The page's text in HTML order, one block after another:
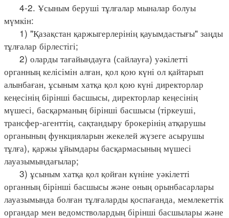
4-2. Ұсыным беруші тұлғалар мыналар болуы
мүмкін:
1) "Қазақстан қаржыгерлерінің қауымдастығы" заңды
тұлғалар бірлестігі;
2) оларды тағайындауға (сайлауға) уәкілетті
органның келісімін алған, қол қою күні ол қайтарып
алынбаған, ұсыным хатқа қол қою күні директорлар
кеңесінің бірінші басшысы, директорлар кеңесінің
мүшесі, басқарманың бірінші басшысы (тіркеуші,
трансфер-агенттің, сақтандыру брокерінің атқарушы
органының функцияларын жекелей жүзеге асырушы
тұлға), қаржы ұйымдары басқармасының мүшесі
лауазымындағылар;
3) ұсыным хатқа қол қойған күніне уәкілетті
органның бірінші басшысы және оның орынбасарлары
лауазымында болған тұлғаларды қоспағанда, мемлекеттік
органдар мен ведомстволардың бірінші басшылары және